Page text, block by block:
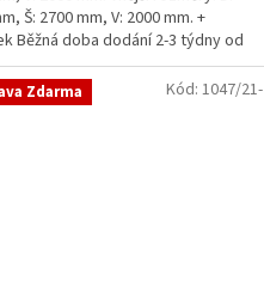
Š: 2700 mm, V: 2000 mm. +
Běžná doba dodání 2-3 týdny od
Zdarma Kód: 1047/21-